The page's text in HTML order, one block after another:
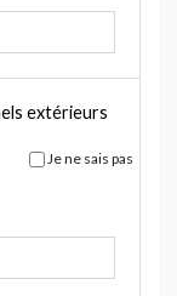
extérieurs
Je ne sais pas